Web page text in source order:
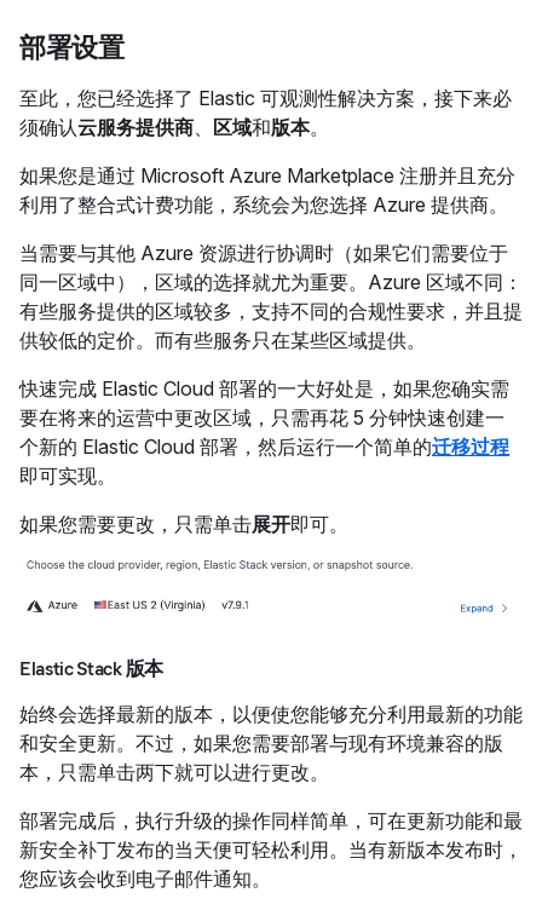
部署设置
至此，您已经选择了 Elastic 可观测性解决方案，接下来必
须确认云服务提供商 区域和版本。
如果您是通过 Microsoft Azure Marketplace 注册并且充分
利用了整合式计费功能，系统会为您选择 Azure 提供商。
当需要与其他 Azure 资源进行协调时（如果它们需要位于
同一区域中），区域的选择就尤为重要。Azure 区域不同：
有些服务提供的区域较多，支持不同的合规性要求，并且提
供较低的定价。而有些服务只在某些区域提供。
快速完成 Elastic Cloud 部署的一大好处是，如果您确实需
要在将来的运营中更改区域，只需再花 5 分钟快速创建一
个新的 Elastic Cloud 部署，然后运行一个简单的迁移过程
即可实现。
如果您需要更改，只需单击展开即可。
Elastic Stack 版本
始终会选择最新的版本，以便使您能够充分利用最新的功能
和安全更新。不过，如果您需要部署与现有环境兼容的版
本，只需单击两下就可以进行更改。
部署完成后，执行升级的操作同样简单，可在更新功能和最
新安全补丁发布的当天便可轻松利用。当有新版本发布时，
您应该会收到电子邮件通知。